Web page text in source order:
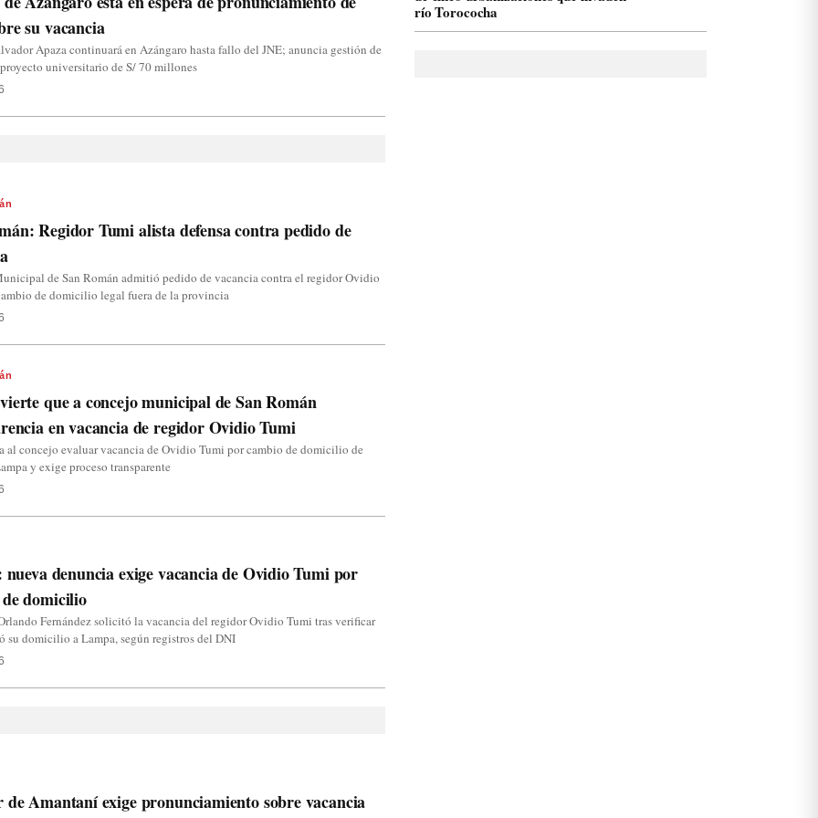
su vacancia
Apaza continuará en Azángaro hasta fallo del JNE; anuncia gestión de
universitario de S/ 70 millones
Regidor Tumi alista defensa contra pedido de
de San Román admitió pedido de vacancia contra el regidor Ovidio
de domicilio legal fuera de la provincia
que a concejo municipal de San Román
en vacancia de regidor Ovidio Tumi
al concejo evaluar vacancia de Ovidio Tumi por cambio de domicilio de
y exige proceso transparente
denuncia exige vacancia de Ovidio Tumi por
domicilio
Fernández solicitó la vacancia del regidor Ovidio Tumi tras verificar
su domicilio a Lampa, según registros del DNI
de Amantaní exige pronunciamiento sobre vacancia
río Torococha